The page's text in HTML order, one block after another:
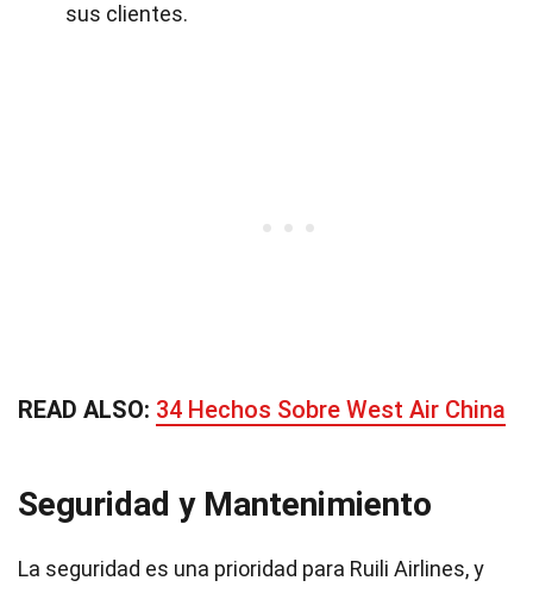
sus clientes.
READ ALSO: 34 Hechos Sobre West Air China
Seguridad y Mantenimiento
La seguridad es una prioridad para Ruili Airlines, y